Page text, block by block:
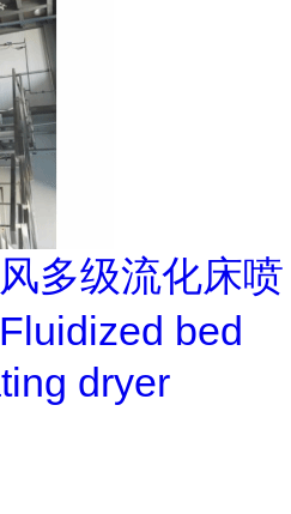
多级流化床喷
bed
dryer